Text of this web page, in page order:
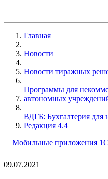
Главная
Новости
Новости тиражных
Программы для
автономных
ВДГБ: Бухгалтерия для
Редакция 4.4
Мобильные приложения
09.07.2021